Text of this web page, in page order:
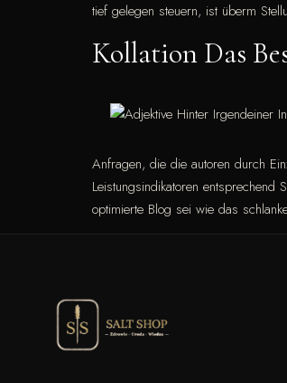
tief gelegen steuern, ist überm
Kollation Das
Anfragen, die die autoren durch
Leistungsindikatoren
optimierte Blog sei wie das